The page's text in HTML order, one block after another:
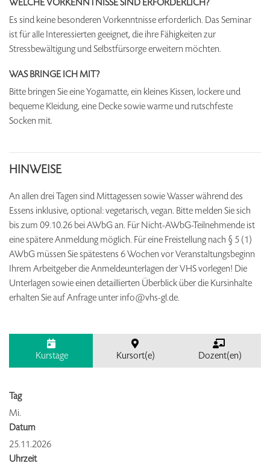
Es sind keine besonderen Vorkenntnisse erforderlich. Das Seminar
ist für alle Interessierten geeignet, die ihre Fähigkeiten zur
Stressbewältigung und Selbstfürsorge erweitern möchten.
WAS BRINGE ICH MIT?
Bitte bringen Sie eine Yogamatte, ein kleines Kissen, lockere und
bequeme Kleidung, eine Decke sowie warme und rutschfeste
Socken mit.
HINWEISE
An allen drei Tagen sind Mittagessen sowie Wasser während des
Essens inklusive, optional: vegetarisch, vegan. Bitte melden Sie sich
bis zum 09.10.26 bei AWbG an. Für Nicht-AWbG-Teilnehmende ist
eine spätere Anmeldung möglich. Für eine Freistellung nach § 5 (1)
AWbG müssen Sie spätestens 6 Wochen vor Veranstaltungsbeginn
Ihrem Arbeitgeber die Anmeldeunterlagen der VHS vorlegen! Die
Unterlagen sowie einen detaillierten Überblick über die Kursinhalte
erhalten Sie auf Anfrage unter info@vhs-gl.de.
Kurstage Kursort(e) Dozent(en)
Tag
Mi.
Datum
25.11.2026
Uhrzeit